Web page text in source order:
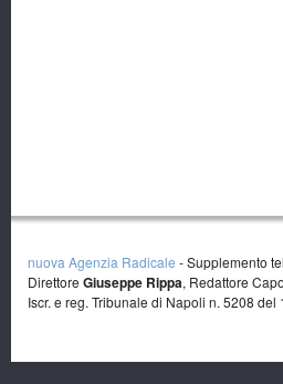
nuova Agenzia Radicale - Supplemento
Direttore Giuseppe Rippa, Redattore Capo
Iscr. e reg. Tribunale di Napoli n. 5208